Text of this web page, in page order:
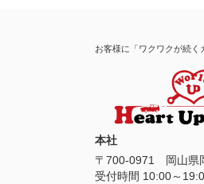
お客様に「ワクワクが続く
本社
〒 700-0971 岡山県
受付時間 10:00～